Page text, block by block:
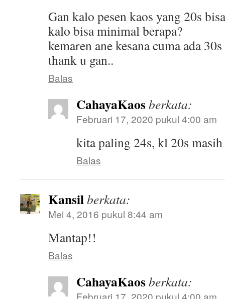
Gan kalo pesen kaos yang 20s
kalo bisa minimal berapa?
kemaren ane kesana cuma ada 30s
thank u gan..
Balas
CahayaKaosberkata:
Februari 17, 2020 pukul 4:00 am
kita paling 24s, kl 20s
Balas
Kansilberkata:
Mei 4, 2016 pukul 8:44 am
Mantap!!
Balas
CahayaKaosberkata:
Februari 17, 2020 pukul 4:00 am